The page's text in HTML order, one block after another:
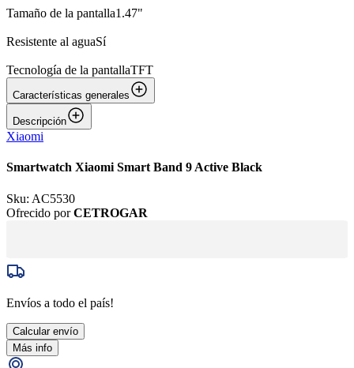
Tamaño de la pantalla1.47"
Resistente al aguaSí
Tecnología de la pantallaTFT
Características generales
Descripción
Xiaomi
Smartwatch Xiaomi Smart Band 9 Active Black
Sku: AC5530
Ofrecido porCETROGAR
Envíos a todo el país!
Calcular envío
Más info